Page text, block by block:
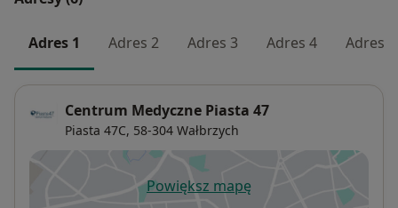
Adres 1 Adres 2 Adres 3 Adres 4 Adres 5
Centrum Medyczne Piasta 47
Piasta 47C, 58-304 Wałbrzych
Powiększ mapęotwiera się w nowej karcie